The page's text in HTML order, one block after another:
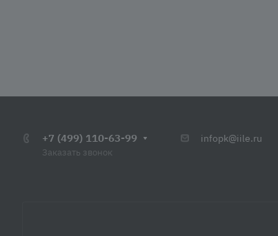
+7 (499) 110-63-99
Заказать звонок
infopk@iile.ru